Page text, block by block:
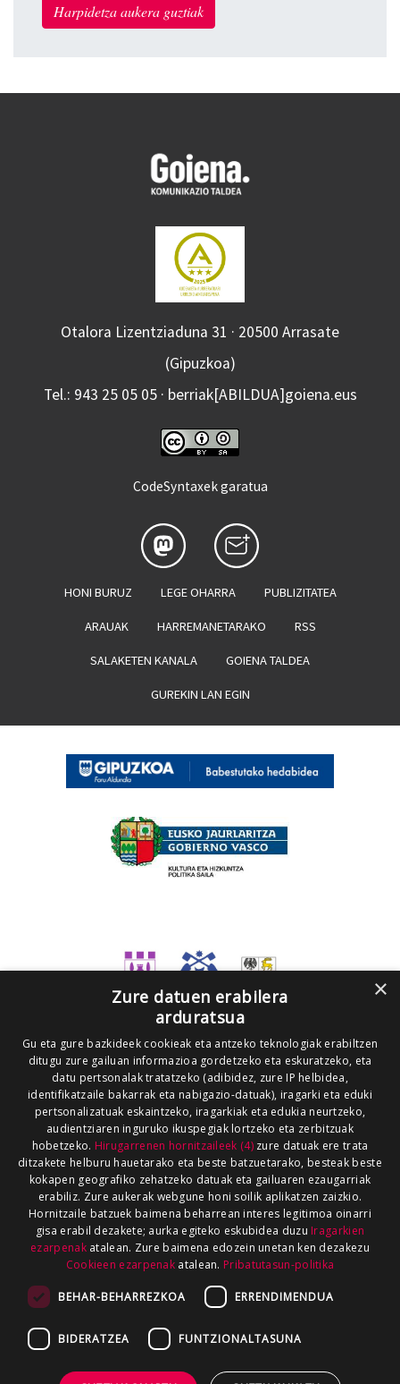
Harpidetza aukera guztiak
Otalora Lizentziaduna 31 · 20500 Arrasate
(Gipuzkoa)
Tel.: 943 25 05 05 · berriak[ABILDUA]goiena.eus
CodeSyntaxek garatua
HONI BURUZ LEGE OHARRA PUBLIZITATEA
ARAUAK HARREMANETARAKO RSS
SALAKETEN KANALA GOIENA TALDEA
GUREKIN LAN EGIN
×
Zure datuen erabilera
arduratsua
Gu eta gure bazkideek cookieak eta antzeko teknologiak erabiltzen
ditugu zure gailuan informazioa gordetzeko eta eskuratzeko, eta
datu pertsonalak tratatzeko (adibidez, zure IP helbidea,
identifikatzaile bakarrak eta nabigazio-datuak), iragarki eta eduki
pertsonalizatuak eskaintzeko, iragarkiak eta edukia neurtzeko,
audientziaren inguruko ikuspegiak lortzeko eta zerbitzuak
hobetzeko. Hirugarrenen hornitzaileek (4)zure datuak ere trata
ditzakete helburu hauetarako eta beste batzuetarako, besteak beste
kokapen geografiko zehatzeko datuak eta gailuaren ezaugarriak
erabiliz. Zure aukerak webgune honi soilik aplikatzen zaizkio.
Hornitzaile batzuek baimena beharrean interes legitimoa oinarri
gisa erabil dezakete; aurka egiteko eskubidea duzu Iragarkien
ezarpenakatalean. Zure baimena edozein unetan ken dezakezu
Cookieen ezarpenak atalean. Pribatutasun-politika
BEHAR-BEHARREZKOA ERRENDIMENDUA
BIDERATZEA FUNTZIONALTASUNA